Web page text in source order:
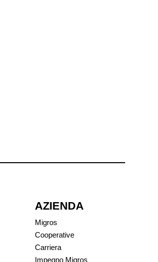
AZIENDA
Migros
Cooperative
Carriera
Impegno Migros